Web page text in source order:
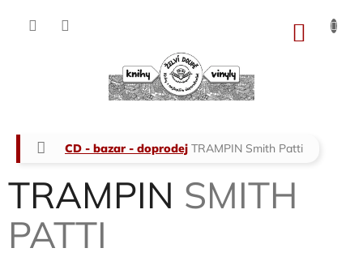
Domů
CD - bazar - doprodej TRAMPIN Smith Patti
TRAMPIN SMITH
PATTI